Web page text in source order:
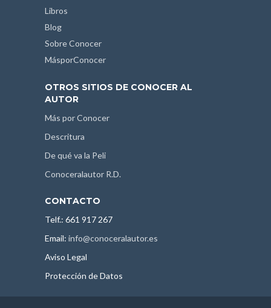
Libros
Blog
Sobre Conocer
MásporConocer
OTROS SITIOS DE CONOCER AL
AUTOR
Más por Conocer
Descritura
De qué va la Peli
Conoceralautor R.D.
CONTACTO
Telf.: 661 917 267
Email: info@conoceralautor.es
Aviso Legal
Protección de Datos